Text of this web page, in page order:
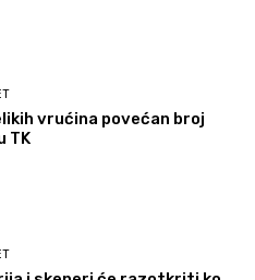
vrućina povećan broj
TK